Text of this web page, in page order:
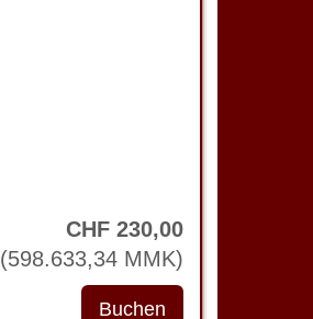
CHF 230,00
(598.633,34 MMK)